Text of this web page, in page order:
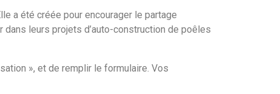
a été créée pour encourager le partage
leurs projets d’auto-construction de poêles
», et de remplir le formulaire. Vos